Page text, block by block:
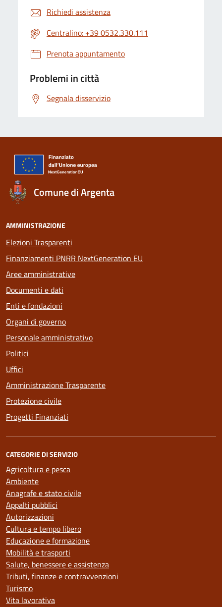
Richiedi assistenza
Centralino: +39 0532.330.111
Prenota appuntamento
Problemi in città
Segnala disservizio
Comune di Argenta
AMMINISTRAZIONE
Elezioni Trasparenti
Finanziamenti PNRR NextGeneration EU
Aree amministrative
Documenti e dati
Enti e fondazioni
Organi di governo
Personale amministrativo
Politici
Uffici
Amministrazione Trasparente
Protezione civile
Progetti Finanziati
CATEGORIE DI SERVIZIO
Agricoltura e pesca
Ambiente
Anagrafe e stato civile
Appalti pubblici
Autorizzazioni
Cultura e tempo libero
Educazione e formazione
Mobilità e trasporti
Salute, benessere e assistenza
Tributi, finanze e contravvenzioni
Turismo
Vita lavorativa